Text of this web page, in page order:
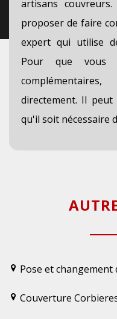
artisans
proposer de faire
expert qui utilise
Pour que vous
directement. Il peut
qu'il soit nécessaire
Pose et changement
Couverture